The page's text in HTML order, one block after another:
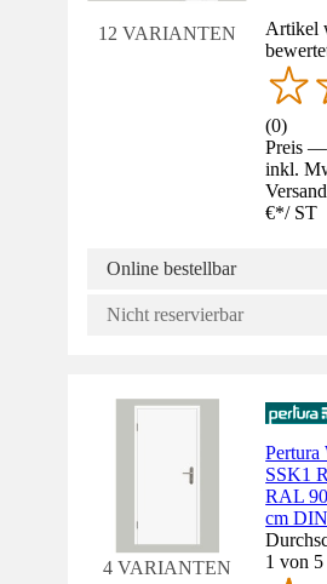
12 VARIANTEN
Artikel
(0)
Preis —
inkl.
€*/ ST
Online bestellbar
Nicht reservierbar
4 VARIANTEN
Pertura
SSK1
RAL
cm
1 von